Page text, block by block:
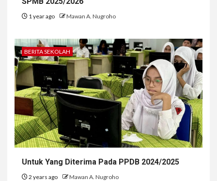
1 year ago Mawan A. Nugroho
BERITA SEKOLAH
Untuk Yang Diterima Pada PPDB 2024/2025
2 years ago Mawan A. Nugroho